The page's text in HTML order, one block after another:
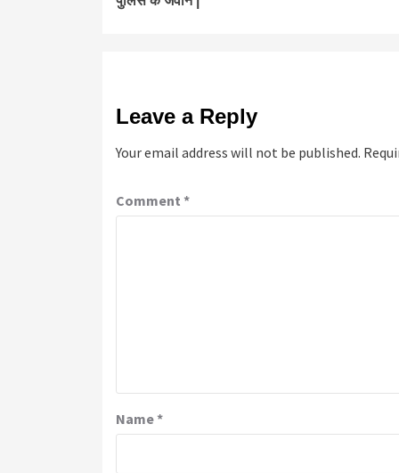
Leave a Reply
Your email address will not be published.
Comment *
Name*